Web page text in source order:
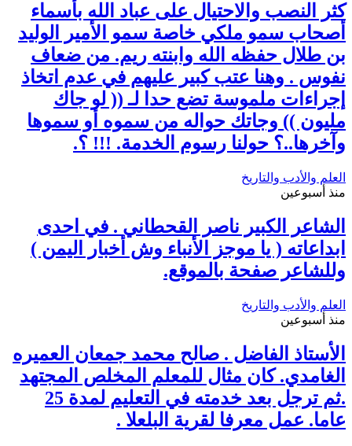
كثر النصب والاحتيال على عباد الله بأسماء
أصحاب سمو ملكي خاصة سمو الأمير الوليد
بن طلال حفظه الله وابنته ريم. من ضعاف
نفوس . وهنا عتب كبير عليهم في عدم اتخاذ
إجراءات ملموسة تضع حدا لـ (( لو جاك
مليون )) وجاتك حواله من سموه أو سموها
وآخرها..؟ حولنا رسوم الخدمة. !!! ؟.
العلم والأدب والتاريخ
منذ أسبوعين
الشاعر الكبير ناصر القحطاني . في احدى
ابداعاته ( يا موجز الأنباء وش أخبار اليمن )
وللشاعر صفحة بالموقع.
العلم والأدب والتاريخ
منذ أسبوعين
الأستاذ الفاضل . صالح محمد جمعان العميره
الغامدي. كان مثال للمعلم المخلص المجتهد
.ثم ترجل بعد خدمته في التعليم لمدة 25
عاما. عمل معرفا لقرية البلعلا .